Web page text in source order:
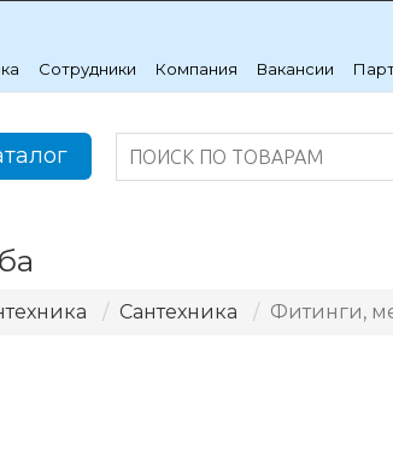
Сотрудники Компания Вакансии
Сантехника Фитинги,